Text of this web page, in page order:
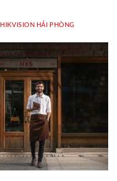
HIKVISION HẢI PHÒNG